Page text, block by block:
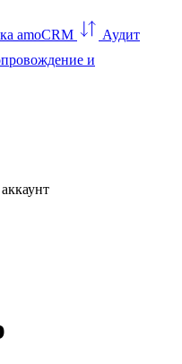
amoCRM
Аудит
и